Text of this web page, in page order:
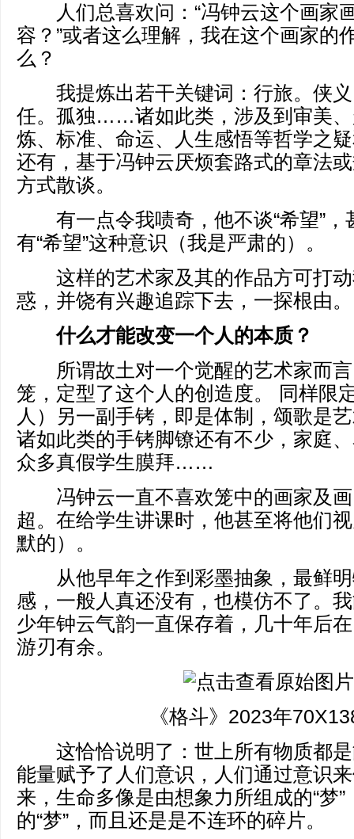
人们总喜欢问：“冯钟云这个画家
容？”或者这么理解，我在这个画家的
么？
我提炼出若干关键词：行旅。侠义
任。孤独……诸如此类，涉及到审美
炼、标准、命运、人生感悟等哲学之
还有，基于冯钟云厌烦套路式的章法
方式散谈。
有一点令我啧奇，他不谈“希望”，
有“希望”这种意识（我是严肃的）。
这样的艺术家及其的作品方可打动
惑，并饶有兴趣追踪下去，一探根由。
什么才能改变一个人的本质？
所谓故土对一个觉醒的艺术家而言
笼，定型了这个人的创造度。 同样限
人）另一副手铐，即是体制，颂歌是
诸如此类的手铐脚镣还有不少，家庭
众多真假学生膜拜……
冯钟云一直不喜欢笼中的画家及画
超。在给学生讲课时，他甚至将他们
默的）。
从他早年之作到彩墨抽象，最鲜明
感，一般人真还没有，也模仿不了。
少年钟云气韵一直保存着，几十年后
游刃有余。
《格斗》2023年
这恰恰说明了：世上所有物质都是
能量赋予了人们意识，人们通过意识
来，生命多像是由想象力所组成的“梦
的“梦”，而且还是是不连环的碎片。